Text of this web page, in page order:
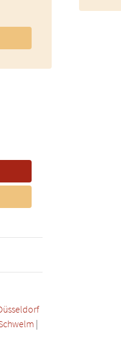
|